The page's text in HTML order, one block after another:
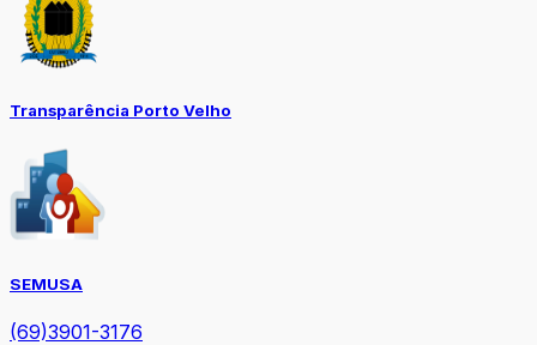
Transparência Porto Velho
SEMUSA
(69)3901-3176